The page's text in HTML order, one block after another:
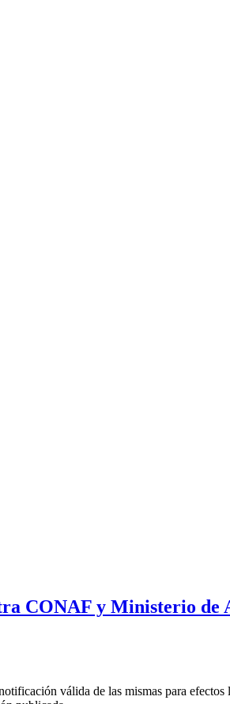
CONAF y Ministerio
válida de las mismas para